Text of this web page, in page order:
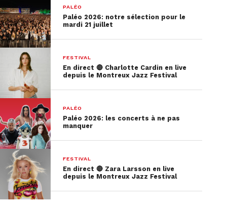
PALÉO
Paléo 2026: notre sélection pour le
mardi 21 juillet
FESTIVAL
En direct 🔴 Charlotte Cardin en live
depuis le Montreux Jazz Festival
PALÉO
Paléo 2026: les concerts à ne pas
manquer
FESTIVAL
En direct 🔴 Zara Larsson en live
depuis le Montreux Jazz Festival